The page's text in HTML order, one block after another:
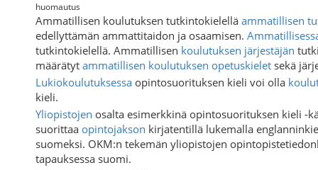
huomautus
Ammatillisen koulutuksen tutkintokielellä ammatillisen
edellyttämän ammattitaidon ja osaamisen.
tutkintokielellä. Ammatillisen koulutuksen järjestäjän
määrätyt ammatillisen koulutuksen opetuskielet sekä
Lukiokoulutuksessa opintosuorituksen kieli voi olla
kieli.
Yliopistojen osalta esimerkkinä opintosuorituksen kieli -
suorittaa opintojakson kirjatentillä lukemalla
suomeksi. OKM:n tekemän yliopistojen
tapauksessa suomi.